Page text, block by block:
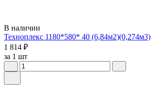
В наличии
Техноплекс 1180*580* 40 (6,84м2)(0,274м3)
1 814 ₽
за 1 шт